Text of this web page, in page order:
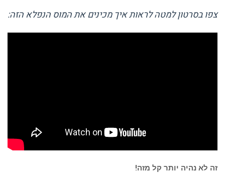
צפו בסרטון למטה לראות איך מכינים את המוס הנפלא הזה:
זה לא נהיה יותר קל מזה!